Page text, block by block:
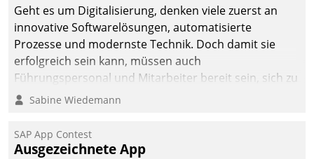
Geht es um Digitalisierung, denken viele zuerst an
innovative Softwarelösungen, automatisierte
Prozesse und modernste Technik. Doch damit sie
erfolgreich sein kann, müssen auch
Führungspersonal und Mitarbeiter bereit sein, sich zu
verändern und anzupassen, sonst werden sie an ihr
Sabine Wiedemann
SAP App Contest
Ausgezeichnete App